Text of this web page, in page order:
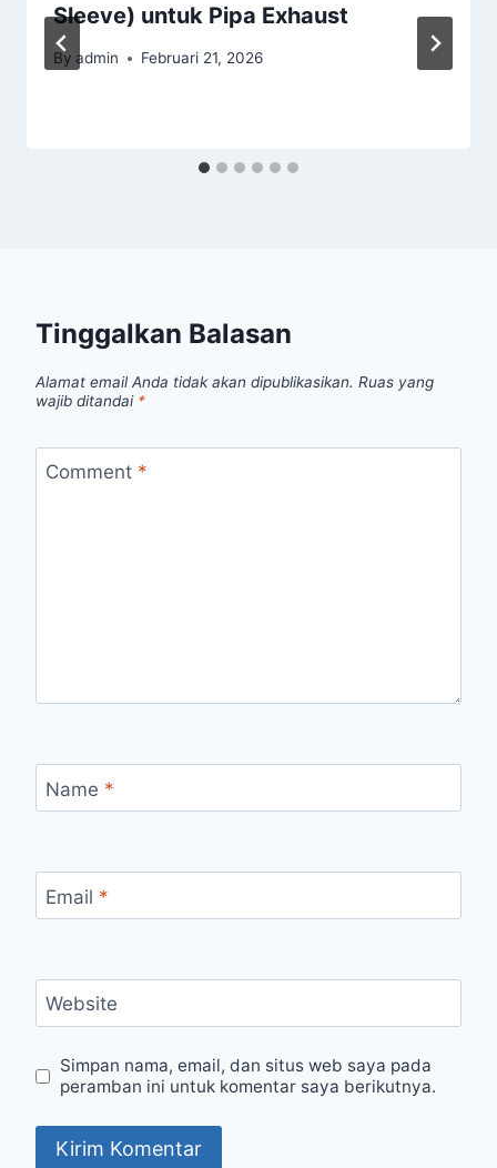
Sleeve) untuk Pipa Exhaust
By admin Februari 21, 2026
Tinggalkan Balasan
Alamat email Anda tidak akan dipublikasikan. Ruas yang
wajib ditandai *
Comment *
Name *
Email *
Website
Simpan nama, email, dan situs web saya pada
peramban ini untuk komentar saya berikutnya.